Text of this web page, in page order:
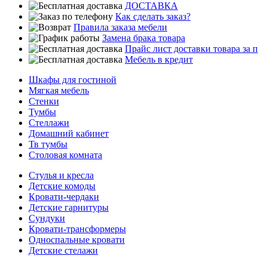
ДОСТАВКА
Как сделать заказ?
Правила заказа мебели
Замена брака товара
Прайс лист доставки товара за
Мебель в кредит
Шкафы для гостиной
Мягкая мебель
Стенки
Тумбы
Стеллажи
Домашний кабинет
Тв тумбы
Столовая комната
Стулья и кресла
Детские комоды
Кровати-чердаки
Детские гарнитуры
Сундуки
Кровати-трансформеры
Односпальные кровати
Детские стелажи